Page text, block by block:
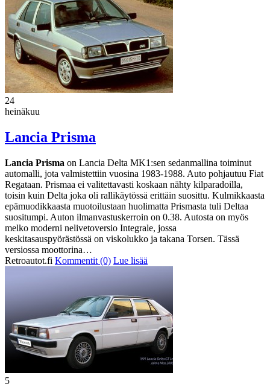
24
heinäkuu
Lancia Prisma
Lancia Prisma on Lancia Delta MK1:sen sedanmallina toiminut
automalli, jota valmistettiin vuosina 1983-1988. Auto pohjautuu Fiat
Regataan. Prismaa ei valitettavasti koskaan nähty kilparadoilla,
toisin kuin Delta joka oli rallikäytössä erittäin suosittu. Kulmikkaasta
epämuodikkaasta muotoilustaan huolimatta Prismasta tuli Deltaa
suositumpi. Auton ilmanvastuskerroin on 0.38. Autosta on myös
melko moderni nelivetoversio Integrale, jossa
keskitasauspyörästössä on viskolukko ja takana Torsen. Tässä
versiossa moottorina…
Retroautot.fi Kommentit (0) Lue lisää
5